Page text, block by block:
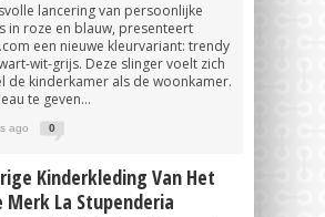
lancering van persoonlijke
in roze en blauw, presenteert
een nieuwe kleurvariant: trendy
wit-grijs. Deze slinger voelt zich
de kinderkamer als de woonkamer.
te geven...
ago 0
Kinderkleding Van Het
La Stupenderia